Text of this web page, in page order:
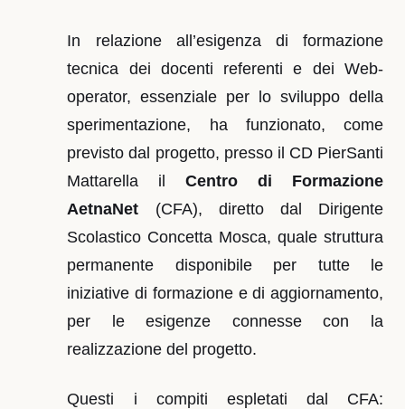
In relazione all’esigenza di formazione
tecnica dei docenti referenti e dei Web-
operator, essenziale per lo sviluppo della
sperimentazione, ha funzionato, come
previsto dal progetto, presso il CD PierSanti
Mattarella ilCentro di Formazione
AetnaNet (CFA), diretto dal Dirigente
Scolastico Concetta Mosca, quale struttura
permanente disponibile per tutte le
iniziative di formazione e di aggiornamento,
per le esigenze connesse con la
realizzazione del progetto.
Questi i compiti espletati dal CFA: